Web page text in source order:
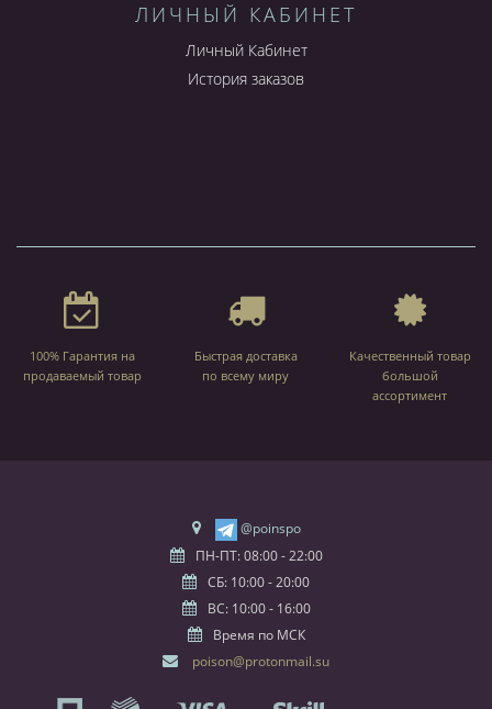
ЛИЧНЫЙ КАБИНЕТ
Личный Кабинет
История заказов
100% Гарантия на
продаваемый товар
Быстрая доставка
по всему миру
Качественный товар
большой
ассортимент
@poinspo
ПН-ПТ: 08:00 - 22:00
СБ: 10:00 - 20:00
ВС: 10:00 - 16:00
Время по МСК
poison@protonmail.su